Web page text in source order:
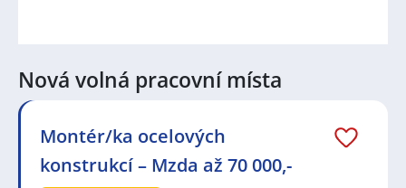
Nová volná pracovní místa
Montér/ka ocelových
konstrukcí – Mzda až 70 000,-